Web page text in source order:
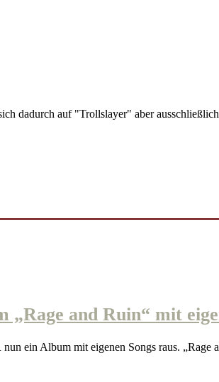
dadurch auf "Trollslayer" aber
and Ruin“ mit
ein Album mit eigenen Songs raus. „Rage